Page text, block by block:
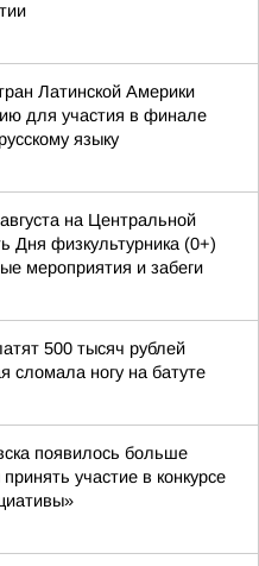
Латинской Америки
для участия в финале
языку
на Центральной
Дня физкультурника (0+)
мероприятия и забеги
500 тысяч рублей
сломала ногу на батуте
появилось больше
участие в конкурсе